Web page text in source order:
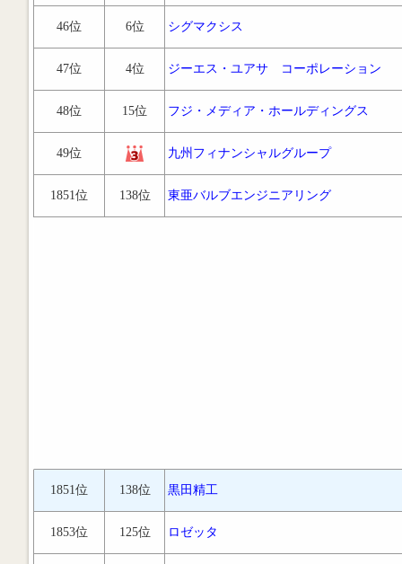
46位 6位 シグマクシス
47位 4位 ジーエス・ユアサ コーポレーション
48位 15位 フジ・メディア・ホールディングス
49位 九州フィナンシャルグループ
1851位 138位 東亜バルブエンジニアリング
1851位 138位 黒田精工
1853位 125位 ロゼッタ